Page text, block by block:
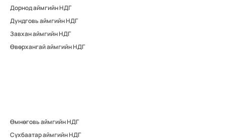
Дорнод аймгийн НДГ
Дундговь аймгийн НДГ
Завхан аймгийн НДГ
Өвөрхангай аймгийн НДГ
Өмнөговь аймгийн НДГ
Сүхбаатар аймгийн НДГ